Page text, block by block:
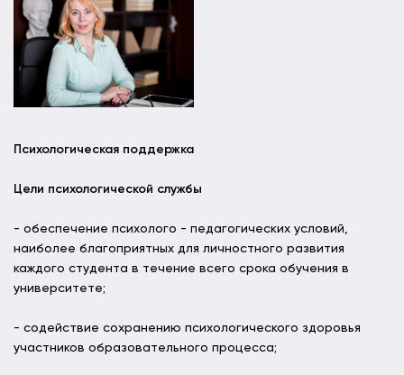
Психологическая поддержка
Цели психологической службы
- обеспечение психолого - педагогических условий,
наиболее благоприятных для личностного развития
каждого студента в течение всего срока обучения в
университете;
- содействие сохранению психологического здоровья
участников образовательного процесса;